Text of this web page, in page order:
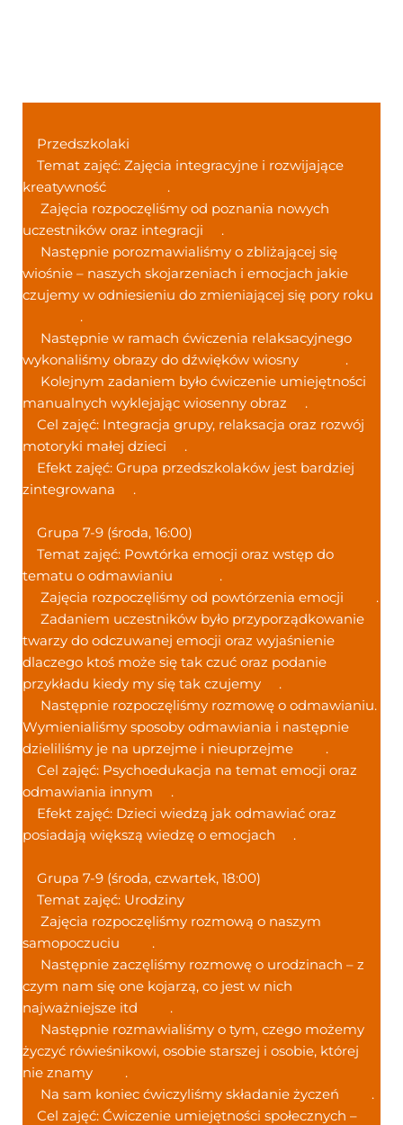
Przedszkolaki
Temat zajęć: Zajęcia integracyjne i rozwijające
kreatywność
.
Zajęcia rozpoczęliśmy od poznania nowych
uczestników oraz integracji
.
Następnie porozmawialiśmy o zbliżającej się
wiośnie – naszych skojarzeniach i emocjach jakie
czujemy w odniesieniu do zmieniającej się pory roku
.
Następnie w ramach ćwiczenia relaksacyjnego
wykonaliśmy obrazy do dźwięków wiosny
.
Kolejnym zadaniem było ćwiczenie umiejętności
manualnych wyklejając wiosenny obraz
.
Cel zajęć: Integracja grupy, relaksacja oraz rozwój
motoryki małej dzieci
.
Efekt zajęć: Grupa przedszkolaków jest bardziej
zintegrowana
.
Grupa 7-9 (środa, 16:00)
Temat zajęć: Powtórka emocji oraz wstęp do
tematu o odmawianiu
.
Zajęcia rozpoczęliśmy od powtórzenia emocji
.
Zadaniem uczestników było przyporządkowanie
twarzy do odczuwanej emocji oraz wyjaśnienie
dlaczego ktoś może się tak czuć oraz podanie
przykładu kiedy my się tak czujemy
.
Następnie rozpoczęliśmy rozmowę o odmawianiu.
Wymienialiśmy sposoby odmawiania i następnie
dzieliliśmy je na uprzejme i nieuprzejme
.
Cel zajęć: Psychoedukacja na temat emocji oraz
odmawiania innym
.
Efekt zajęć: Dzieci wiedzą jak odmawiać oraz
posiadają większą wiedzę o emocjach
.
Grupa 7-9 (środa, czwartek, 18:00)
Temat zajęć: Urodziny
Zajęcia rozpoczęliśmy rozmową o naszym
samopoczuciu
.
Następnie zaczęliśmy rozmowę o urodzinach – z
czym nam się one kojarzą, co jest w nich
najważniejsze itd
.
Następnie rozmawialiśmy o tym, czego możemy
życzyć rówieśnikowi, osobie starszej i osobie, której
nie znamy
.
Na sam koniec ćwiczyliśmy składanie życzeń
.
Cel zajęć: Ćwiczenie umiejętności społecznych –